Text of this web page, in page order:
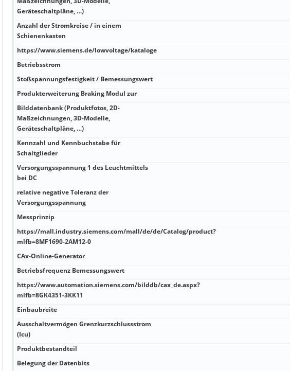
Geräteschaltpläne, …)
Anzahl der Stromkreise / in einem
Schienenkasten
https://www.siemens.de/lowvoltage/kataloge
Betriebsstrom
Stoßspannungsfestigkeit / Bemessungswert
Produkterweiterung Braking Modul zur
Bilddatenbank (Produktfotos, 2D-
Maßzeichnungen, 3D-Modelle,
Geräteschaltpläne, …)
Kennzahl und Kennbuchstabe für
Schaltglieder
Versorgungsspannung 1 des Leuchtmittels
bei DC
relative negative Toleranz der
Versorgungsspannung
Messprinzip
https://mall.industry.siemens.com/mall/de/de/Catalog/product?
mlfb=8MF1690-2AM12-0
CAx-Online-Generator
Betriebsfrequenz Bemessungswert
https://www.automation.siemens.com/bilddb/cax_de.aspx?
mlfb=8GK4351-3KK11
Einbaubreite
Ausschaltvermögen Grenzkurzschlussstrom
(Icu)
Produktbestandteil
Belegung der Datenbits